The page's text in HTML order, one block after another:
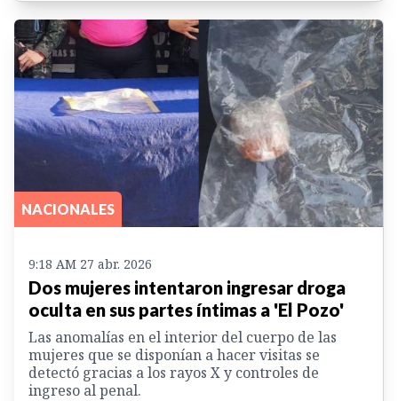
NACIONALES
9:18 AM 27 abr. 2026
Dos mujeres intentaron ingresar droga
oculta en sus partes íntimas a 'El Pozo'
Las anomalías en el interior del cuerpo de las
mujeres que se disponían a hacer visitas se
detectó gracias a los rayos X y controles de
ingreso al penal.